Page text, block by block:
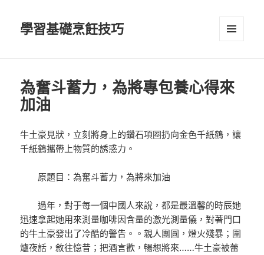
學習基礎烹飪技巧
為奮斗蓄力，為將專包養心得來
加油
牛土豪見狀，立刻將身上的鑽石項圈扔向金色千紙鶴，讓
千紙鶴攜帶上物質的誘惑力。
原題目：為奮斗蓄力，為將來加油
過年，對于每一個中國人來說，都是最溫馨的時辰她
迅速拿起她用來測量咖啡因含量的激光測量儀，對著門口
的牛土豪發出了冷酷的警告。。親人團圓，燈火殘暴；圍
爐夜話，敘往憶昔；把酒言歡，暢想將來……牛土豪被蕾